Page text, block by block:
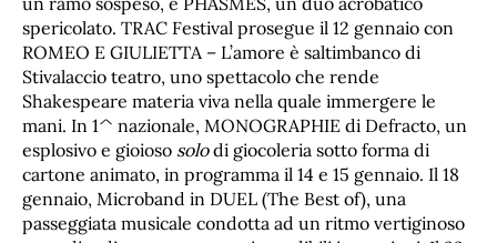
spericolato. TRAC Festival prosegue il 12 gennaio con
ROMEO E GIULIETTA – L’amore è saltimbanco di
Stivalaccio teatro, uno spettacolo che rende
Shakespeare materia viva nella quale immergere le
mani. In 1^ nazionale, MONOGRAPHIE di Defracto, un
esplosivo e gioioso solodi giocoleria sotto forma di
cartone animato, in programma il 14 e 15 gennaio. Il 18
gennaio, Microband in DUEL (The Best of), una
passeggiata musicale condotta ad un ritmo vertiginoso